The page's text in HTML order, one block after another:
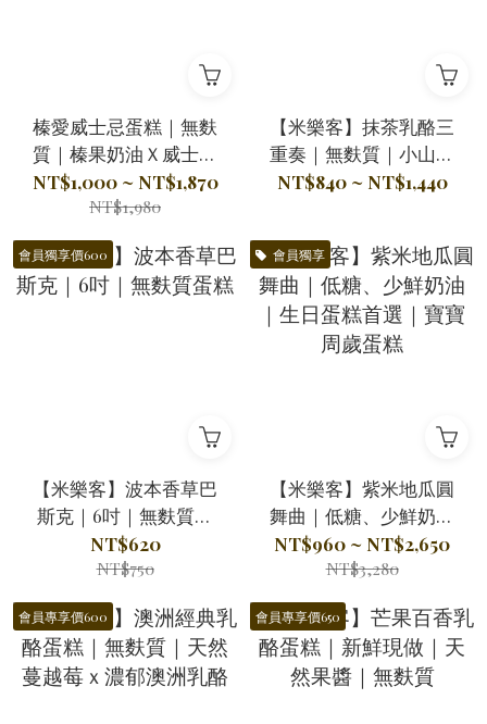
榛愛威士忌蛋糕｜無麩
質｜榛果奶油Ｘ威士忌
酒香Ｘ比利時巧克力甘
納許
NT$1,000 ~ NT$1,870
NT$1,980
【米樂客】抹茶乳酪三
重奏｜無麩質｜小山園
抹茶Ｘ法國生乳酪Ｘ台
NT$840 ~ NT$1,440
會員獨享價600
【米樂客】波本香草巴
斯克｜6吋｜無麩質蛋
糕
NT$620
NT$750
會員獨享
【米樂客】紫米地瓜圓
舞曲｜低糖、少鮮奶油
｜生日蛋糕首選｜寶寶
周歲蛋糕
NT$960 ~ NT$2,650
NT$3,280
會員專享價600 會員專享價650